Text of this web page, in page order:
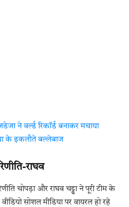
ने वर्ल्ड रिकॉर्ड बनाकर मचाया
के इकलौते बल्लेबाज
राघव
चोपड़ा और राघव चड्ढा ने पूरी टीम के
सोशल मीडिया पर वायरल हो रहे